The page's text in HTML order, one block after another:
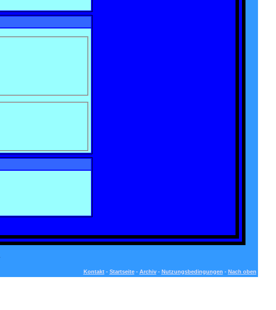
Kontakt- Startseite- Archiv- Nutzungsbedingungen - Nach oben